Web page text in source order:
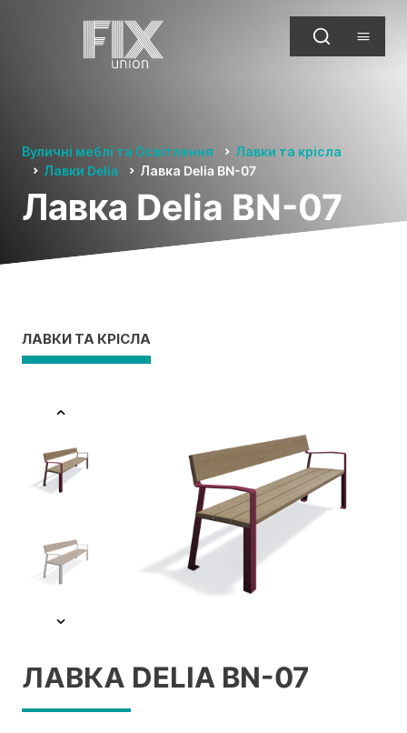
Вуличні меблі та Освітлення
Лавки та крісла
Лавки Delia
Лавка Delia BN-07
Лавка Delia BN-07
ЛАВКИ ТА КРІСЛА
ЛАВКА DELIA BN-07